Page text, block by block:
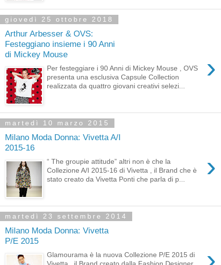
giovedì 25 ottobre 2018
Arthur Arbesser & OVS:
Festeggiano insieme i 90 Anni
di Mickey Mouse
›
Per festeggiare i 90 Anni di Mickey Mouse , OVS
presenta una esclusiva Capsule Collection
realizzata da quattro giovani creativi selezi...
martedì 10 marzo 2015
Milano Moda Donna: Vivetta A/I
2015-16
›
“ The groupie attitude” altri non è che la
Collezione A/I 2015-16 di Vivetta , il Brand che è
stato creato da Vivetta Ponti che parla di p...
martedì 23 settembre 2014
Milano Moda Donna: Vivetta
P/E 2015
Glamourama è la nuova Collezione P/E 2015 di